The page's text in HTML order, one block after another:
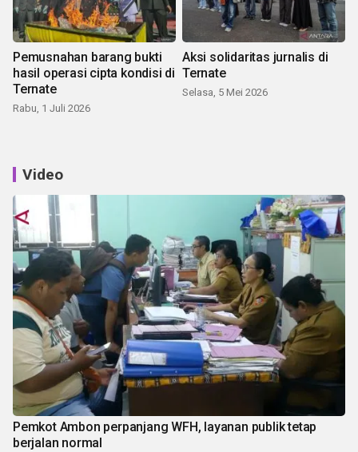
Pemusnahan barang bukti
hasil operasi cipta kondisi di
Ternate
Rabu, 1 Juli 2026
Aksi solidaritas jurnalis di
Ternate
Selasa, 5 Mei 2026
Video
Pemkot Ambon perpanjang WFH, layanan publik tetap
berjalan normal